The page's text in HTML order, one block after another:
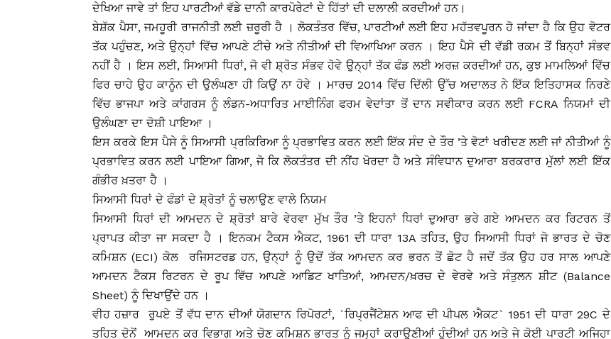
ਦੇਖਿਆ ਜਾਵੇ ਤਾਂ ਇਹ ਪਾਰਟੀਆਂ ਵੱਡੇ ਦਾਨੀ ਕਾਰਪੋਰੇਟਾਂ ਦੇ ਹਿੱਤਾਂ ਦੀ ਦਲਾਲੀ ਕਰਦੀਆਂ ਹਨ।
ਬੇਸ਼ੱਕ ਪੈਸਾ, ਜਮਹੂਰੀ ਰਾਜਨੀਤੀ ਲਈ ਜ਼ਰੂਰੀ ਹੈ । ਲੋਕਤੰਤਰ ਵਿੱਚ, ਪਾਰਟੀਆਂ ਲਈ ਇਹ ਮਹੱਤਵਪੂਰਨ ਹੋ ਜਾਂਦਾ ਹੈ ਕਿ ਉਹ ਵੋਟਰ
ਤੱਕ ਪਹੁੰਚਣ, ਅਤੇ ਉਨ੍ਹਾਂ ਵਿੱਚ ਆਪਣੇ ਟੀਚੇ ਅਤੇ ਨੀਤੀਆਂ ਦੀ ਵਿਆਖਿਆ ਕਰਨ । ਇਹ ਪੈਸੇ ਦੀ ਵੱਡੀ ਰਕਮ ਤੋਂ ਬਿਨ੍ਹਾਂ ਸੰਭਵ
ਨਹੀਂ ਹੈ । ਇਸ ਲਈ, ਸਿਆਸੀ ਧਿਰਾਂ, ਜੋ ਵੀ ਸ਼੍ਰੋਤ ਸੰਭਵ ਹੋਵੇ ਉਨ੍ਹਾਂ ਤੱਕ ਫੰਡ ਲਈ ਅਰਜ਼ ਕਰਦੀਆਂ ਹਨ, ਕੁਝ ਮਾਮਲਿਆਂ ਵਿੱਚ
ਫਿਰ ਚਾਹੇ ਉਹ ਕਾਨੂੰਨ ਦੀ ਉਲੰਘਣਾ ਹੀ ਕਿਉਂ ਨਾ ਹੋਵੇ । ਮਾਰਚ 2014 ਵਿੱਚ ਦਿੱਲੀ ਉੱਚ ਅਦਾਲਤ ਨੇ ਇੱਕ ਇਤਿਹਾਸਕ ਨਿਰਣੇ
ਵਿੱਚ ਭਾਜਪਾ ਅਤੇ ਕਾਂਗਰਸ ਨੂੰ ਲੰਡਨ-ਅਧਾਰਿਤ ਮਾਈਨਿੰਗ ਫਰਮ ਵੇਦਾਂਤਾ ਤੋਂ ਦਾਨ ਸਵੀਕਾਰ ਕਰਨ ਲਈ FCRA ਨਿਯਮਾਂ ਦੀ
ਉਲੰਘਣਾ ਦਾ ਦੋਸ਼ੀ ਪਾਇਆ ।
ਇਸ ਕਰਕੇ ਇਸ ਪੈਸੇ ਨੂੰ ਸਿਆਸੀ ਪ੍ਰਕਿਰਿਆ ਨੂੰ ਪ੍ਰਭਾਵਿਤ ਕਰਨ ਲਈ ਇੱਕ ਸੰਦ ਦੇ ਤੌਰ ’ਤੇ ਵੋਟਾਂ ਖਰੀਦਣ ਲਈ ਜਾਂ ਨੀਤੀਆਂ ਨੂੰ
ਪ੍ਰਭਾਵਿਤ ਕਰਨ ਲਈ ਪਾਇਆ ਗਿਆ, ਜੋ ਕਿ ਲੋਕਤੰਤਰ ਦੀ ਨੀਂਹ ਖੋਰਦਾ ਹੈ ਅਤੇ ਸੰਵਿਧਾਨ ਦੁਆਰਾ ਬਰਕਰਾਰ ਮੁੱਲਾਂ ਲਈ ਇੱਕ
ਗੰਭੀਰ ਖ਼ਤਰਾ ਹੈ ।
ਸਿਆਸੀ ਧਿਰਾਂ ਦੇ ਫੰਡਾਂ ਦੇ ਸ਼੍ਰੋਤਾਂ ਨੂੰ ਚਲਾਉਣ ਵਾਲੇ ਨਿਯਮ
ਸਿਆਸੀ ਧਿਰਾਂ ਦੀ ਆਮਦਨ ਦੇ ਸ਼੍ਰੋਤਾਂ ਬਾਰੇ ਵੇਰਵਾ ਮੁੱਖ ਤੌਰ ’ਤੇ ਇਹਨਾਂ ਧਿਰਾਂ ਦੁਆਰਾ ਭਰੇ ਗਏ ਆਮਦਨ ਕਰ ਰਿਟਰਨ ਤੋਂ
ਪ੍ਰਾਪਤ ਕੀਤਾ ਜਾ ਸਕਦਾ ਹੈ । ਇਨਕਮ ਟੈਕਸ ਐਕਟ, 1961 ਦੀ ਧਾਰਾ 13A ਤਹਿਤ, ਉਹ ਸਿਆਸੀ ਧਿਰਾਂ ਜੋ ਭਾਰਤ ਦੇ ਚੋਣ
ਕਮਿਸ਼ਨ (ECI) ਕੋਲ ਰਜਿਸਟਰਡ ਹਨ, ਉਨ੍ਹਾਂ ਨੂੰ ਉਦੋਂ ਤੱਕ ਆਮਦਨ ਕਰ ਭਰਨ ਤੋਂ ਛੋਟ ਹੈ ਜਦੋਂ ਤੱਕ ਉਹ ਹਰ ਸਾਲ ਆਪਣੇ
ਆਮਦਨ ਟੈਕਸ ਰਿਟਰਨ ਦੇ ਰੂਪ ਵਿੱਚ ਆਪਣੇ ਆਡਿਟ ਖਾਤਿਆਂ, ਆਮਦਨ/ਖ਼ਰਚ ਦੇ ਵੇਰਵੇ ਅਤੇ ਸੰਤੁਲਨ ਸ਼ੀਟ (Balance
Sheet) ਨੂੰ ਦਿਖਾਉਂਦੇ ਹਨ ।
ਵੀਹ ਹਜ਼ਾਰ ਰੁਪਏ ਤੋਂ ਵੱਧ ਦਾਨ ਦੀਆਂ ਯੋਗਦਾਨ ਰਿਪੋਰਟਾਂ, `ਰਿਪ੍ਰਜੈਂਟੇਸ਼ਨ ਆਫ ਦੀ ਪੀਪਲ ਐਕਟ` 1951 ਦੀ ਧਾਰਾ 29C ਦੇ
ਤਹਿਤ ਦੋਨੋਂ ਆਮਦਨ ਕਰ ਵਿਭਾਗ ਅਤੇ ਚੋਣ ਕਮਿਸ਼ਨ ਭਾਰਤ ਨੂੰ ਜਮ੍ਹਾਂ ਕਰਾਉਣੀਆਂ ਹੁੰਦੀਆਂ ਹਨ ਅਤੇ ਜੇ ਕੋਈ ਪਾਰਟੀ ਅਜਿਹਾ